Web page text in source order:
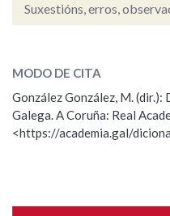
BUSCAR NO CONTIDO
Nas definicións
Suxestións, erros,
Observación
Nome
MODO DE CITA
González González, M.
Galega. A Coruña: Real
<https://academia.gal/